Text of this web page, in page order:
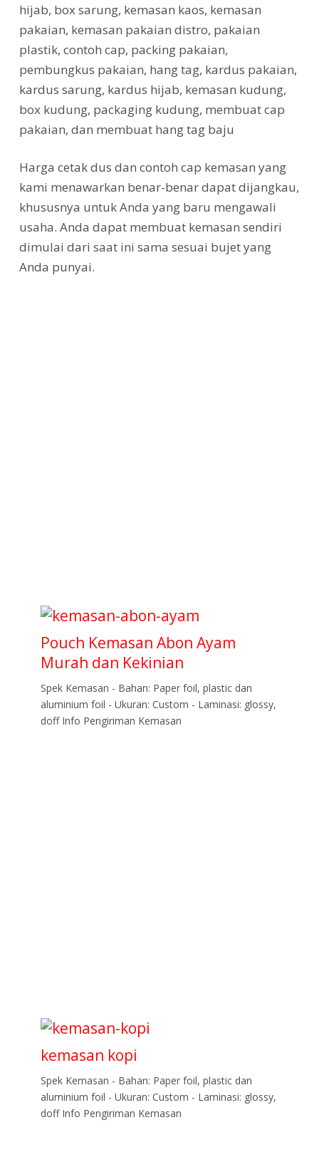
hijab, box sarung, kemasan kaos, kemasan
pakaian, kemasan pakaian distro, pakaian
plastik, contoh cap, packing pakaian,
pembungkus pakaian, hang tag, kardus pakaian,
kardus sarung, kardus hijab, kemasan kudung,
box kudung, packaging kudung, membuat cap
pakaian, dan membuat hang tag baju
Harga cetak dus dan contoh cap kemasan yang
kami menawarkan benar-benar dapat dijangkau,
khususnya untuk Anda yang baru mengawali
usaha. Anda dapat membuat kemasan sendiri
dimulai dari saat ini sama sesuai bujet yang
Anda punyai.
Pouch Kemasan Abon Ayam
Murah dan Kekinian
Spek Kemasan - Bahan: Paper foil, plastic dan
aluminium foil - Ukuran: Custom - Laminasi: glossy,
doff Info Pengiriman Kemasan
kemasan kopi
Spek Kemasan - Bahan: Paper foil, plastic dan
aluminium foil - Ukuran: Custom - Laminasi: glossy,
doff Info Pengiriman Kemasan